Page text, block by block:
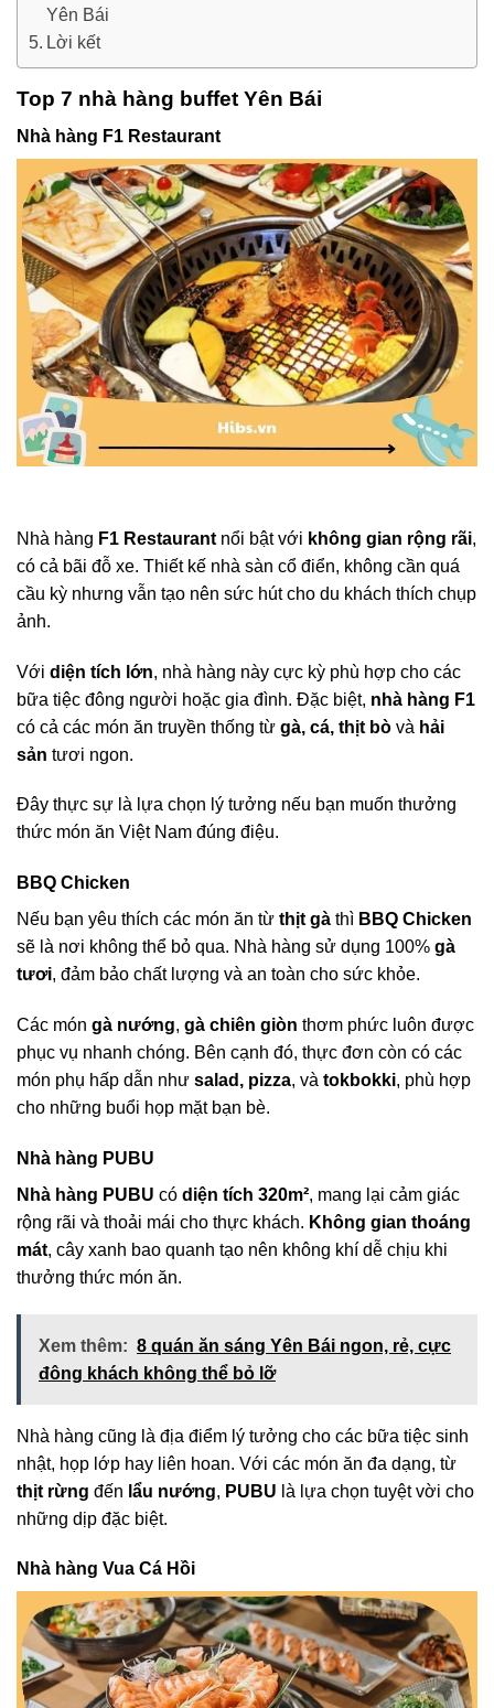
Yên Bái
Lời kết
Top 7 nhà hàng buffet Yên Bái
Nhà hàng F1 Restaurant
Nhà hàng F1 Restaurant nổi bật với không gian rộng rãi,
có cả bãi đỗ xe. Thiết kế nhà sàn cổ điển, không cần quá
cầu kỳ nhưng vẫn tạo nên sức hút cho du khách thích chụp
ảnh.
Với diện tích lớn, nhà hàng này cực kỳ phù hợp cho các
bữa tiệc đông người hoặc gia đình. Đặc biệt, nhà hàng F1
có cả các món ăn truyền thống từ gà, cá, thịt bò và hải
sản tươi ngon.
Đây thực sự là lựa chọn lý tưởng nếu bạn muốn thưởng
thức món ăn Việt Nam đúng điệu.
BBQ Chicken
Nếu bạn yêu thích các món ăn từ thịt gà thì BBQ Chicken
sẽ là nơi không thể bỏ qua. Nhà hàng sử dụng 100% gà
tươi, đảm bảo chất lượng và an toàn cho sức khỏe.
Các món gà nướng, gà chiên giòn thơm phức luôn được
phục vụ nhanh chóng. Bên cạnh đó, thực đơn còn có các
món phụ hấp dẫn như salad, pizza, và tokbokki, phù hợp
cho những buổi họp mặt bạn bè.
Nhà hàng PUBU
Nhà hàng PUBU có diện tích 320m², mang lại cảm giác
rộng rãi và thoải mái cho thực khách. Không gian thoáng
mát, cây xanh bao quanh tạo nên không khí dễ chịu khi
thưởng thức món ăn.
Xem thêm: 8 quán ăn sáng Yên Bái ngon, rẻ, cực
đông khách không thể bỏ lỡ
Nhà hàng cũng là địa điểm lý tưởng cho các bữa tiệc sinh
nhật, họp lớp hay liên hoan. Với các món ăn đa dạng, từ
thịt rừng đến lẩu nướng, PUBU là lựa chọn tuyệt vời cho
những dịp đặc biệt.
Nhà hàng Vua Cá Hồi